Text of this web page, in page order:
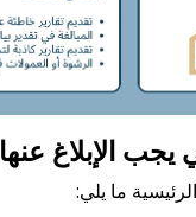
يجب الإبلاغ عنها
ما يلي: